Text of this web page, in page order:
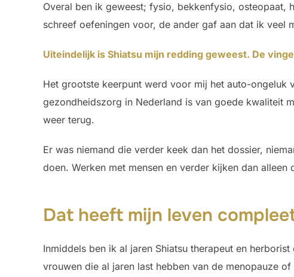
Overal ben ik geweest; fysio, bekkenfysio, osteopaat,
schreef oefeningen voor, de ander gaf aan dat ik veel
Uiteindelijk is Shiatsu mijn redding geweest. De
Het grootste keerpunt werd voor mij het auto-ongeluk
gezondheidszorg in Nederland is van goede kwaliteit
weer terug.
Er was niemand die verder keek dan het dossier,
doen. Werken met mensen en verder kijken dan
Dat heeft mijn leven
Inmiddels ben ik al jaren Shiatsu therapeut en
vrouwen die al jaren last hebben van de menopauze